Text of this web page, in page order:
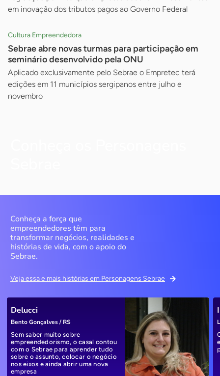
em inovação dos tributos pagos ao Governo Federal
Cultura Empreendedora
Sebrae abre novas turmas para participação em
seminário desenvolvido pela ONU
Aplicado exclusivamente pelo Sebrae o Empretec terá
edições em 11 municípios sergipanos entre julho e
novembro
Conheça a força que
empreendedores têm para
transformar negócios, realidades e
histórias de vida, com o apoio do
Sebrae.
Veja essa e mais histórias em Personagens Sebrae
Delucci
Bento Gonçalves / RS
Sem saber muito sobre
empreendedorismo, o casal contou
com o Sebrae para aprender tudo
sobre o assunto, colocar o negócio
nos eixos e ainda abrir uma nova
empresa